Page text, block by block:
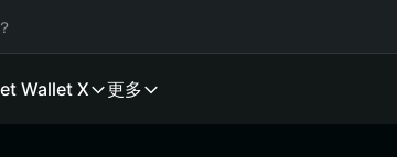
Wallet X 更多